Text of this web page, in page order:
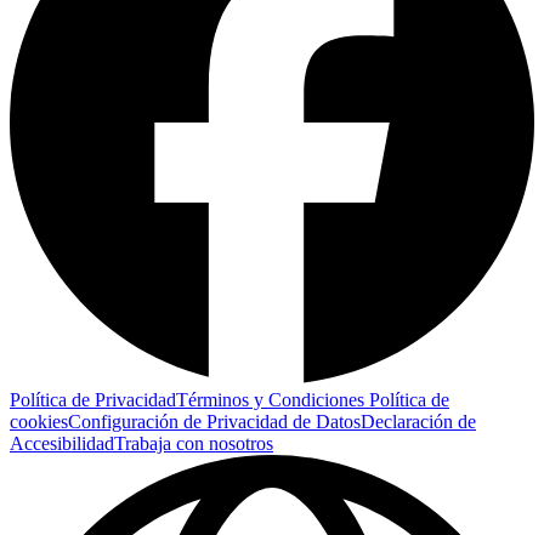
Política de PrivacidadTérminos y Condiciones Política de
cookiesConfiguración de Privacidad de DatosDeclaración de
AccesibilidadTrabaja con nosotros